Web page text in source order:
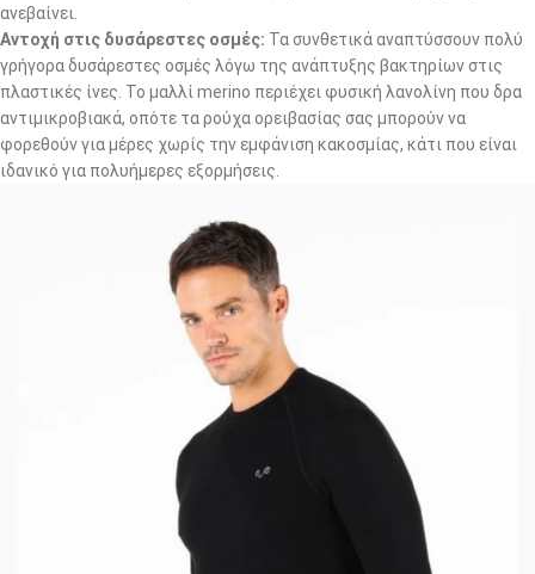
ανεβαίνει.
Αντοχή στις δυσάρεστες οσμές: Τα συνθετικά αναπτύσσουν πολύ
γρήγορα δυσάρεστες οσμές λόγω της ανάπτυξης βακτηρίων στις
πλαστικές ίνες. Το μαλλί merino περιέχει φυσική λανολίνη που δρα
αντιμικροβιακά, οπότε τα ρούχα ορειβασίας σας μπορούν να
φορεθούν για μέρες χωρίς την εμφάνιση κακοσμίας, κάτι που είναι
ιδανικό για πολυήμερες εξορμήσεις.